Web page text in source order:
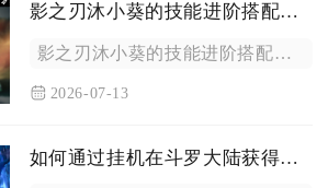
影之刃沐小葵的技能进阶搭配方法有哪些
影之刃沐小葵的技能进阶搭配核心是围绕玉玲珑与铁公主两大转职流...
2026-07-13
如何通过挂机在斗罗大陆获得收益